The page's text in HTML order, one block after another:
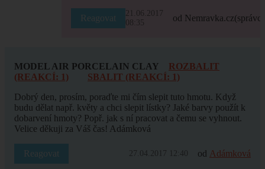
Reagovat
21.06.2017
08:35
od Nemravka.cz
MODEL AIR PORCELAIN CLAY
ROZBALIT
(REAKCÍ: 1)
SBALIT (REAKCÍ: 1)
Dobrý den, prosím, poraďte mi čím slepit tuto hmotu. Když
budu dělat např. květy a chci slepit lístky? Jaké barvy použít k
dobarvení hmoty? Popř. jak s ní pracovat a čemu se vyhnout.
Velice děkuji za Váš čas! Adámková
Reagovat 27.04.2017 12:40 od Adámková